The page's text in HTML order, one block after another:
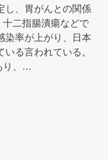
し、胃がんとの関係
二指腸潰瘍などで
染率が上がり、日本
る言われている。
り、…